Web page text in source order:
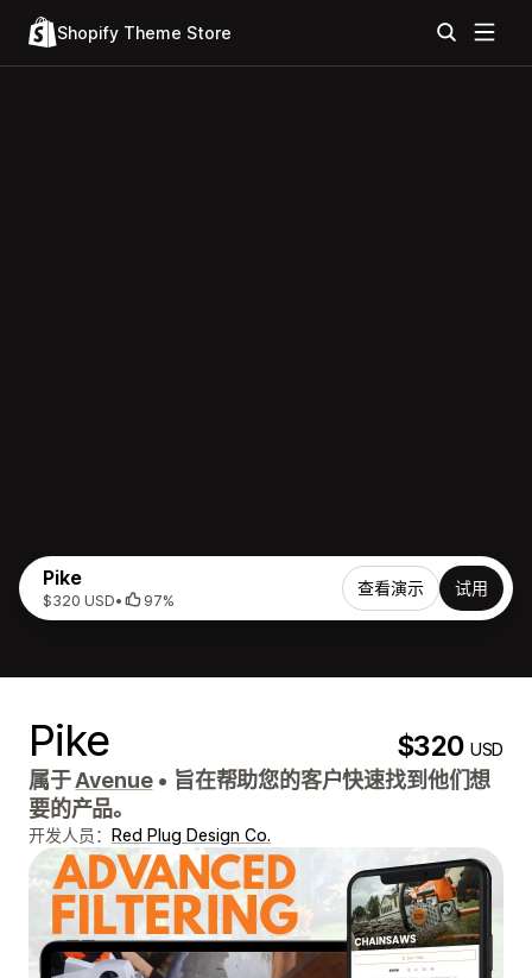
Shopify Theme Store
Pike
$320 USD• 97%
查看演示 试用
Pike $320USD
属于Avenue • 旨在帮助您的客户快速找到他们想
要的产品。
开发人员： Red Plug Design Co.